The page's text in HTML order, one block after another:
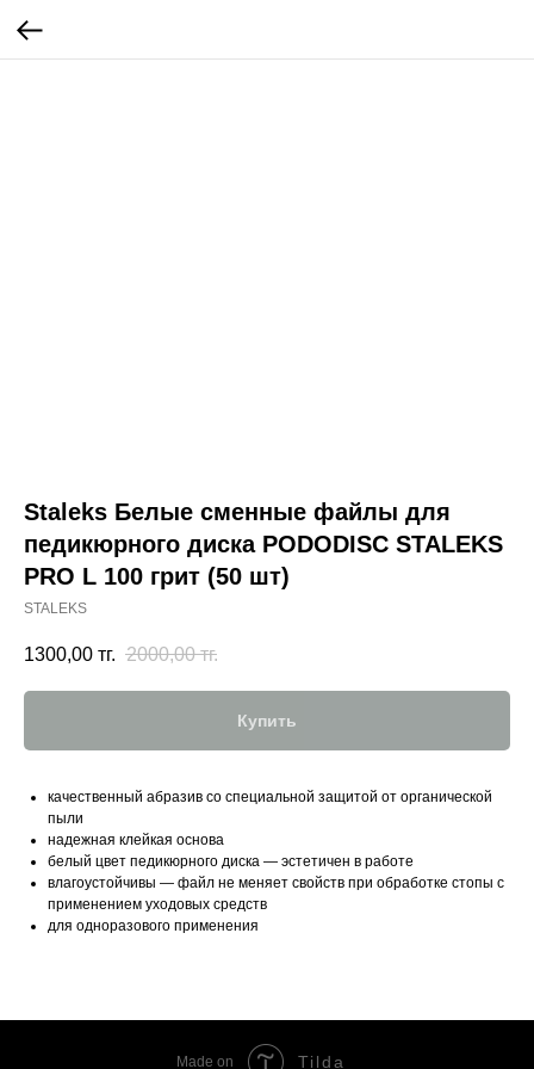
Staleks Белые сменные файлы для
педикюрного диска PODODISC STALEKS
PRO L 100 грит (50 шт)
STALEKS
1300,00 тг. 2000,00 тг.
Купить
качественный абразив со специальной защитой от органической
пыли
надежная клейкая основа
белый цвет педикюрного диска — эстетичен в работе
влагоустойчивы — файл не меняет свойств при обработке стопы с
применением уходовых средств
для одноразового применения
Made on Tilda